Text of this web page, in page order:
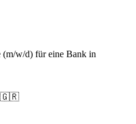
(m/w/d) für eine Bank in
🇬🇷